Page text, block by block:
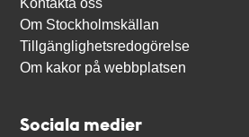
Kontakta oss
Om Stockholmskällan
Tillgänglighetsredogörelse
Om kakor på webbplatsen
Sociala medier